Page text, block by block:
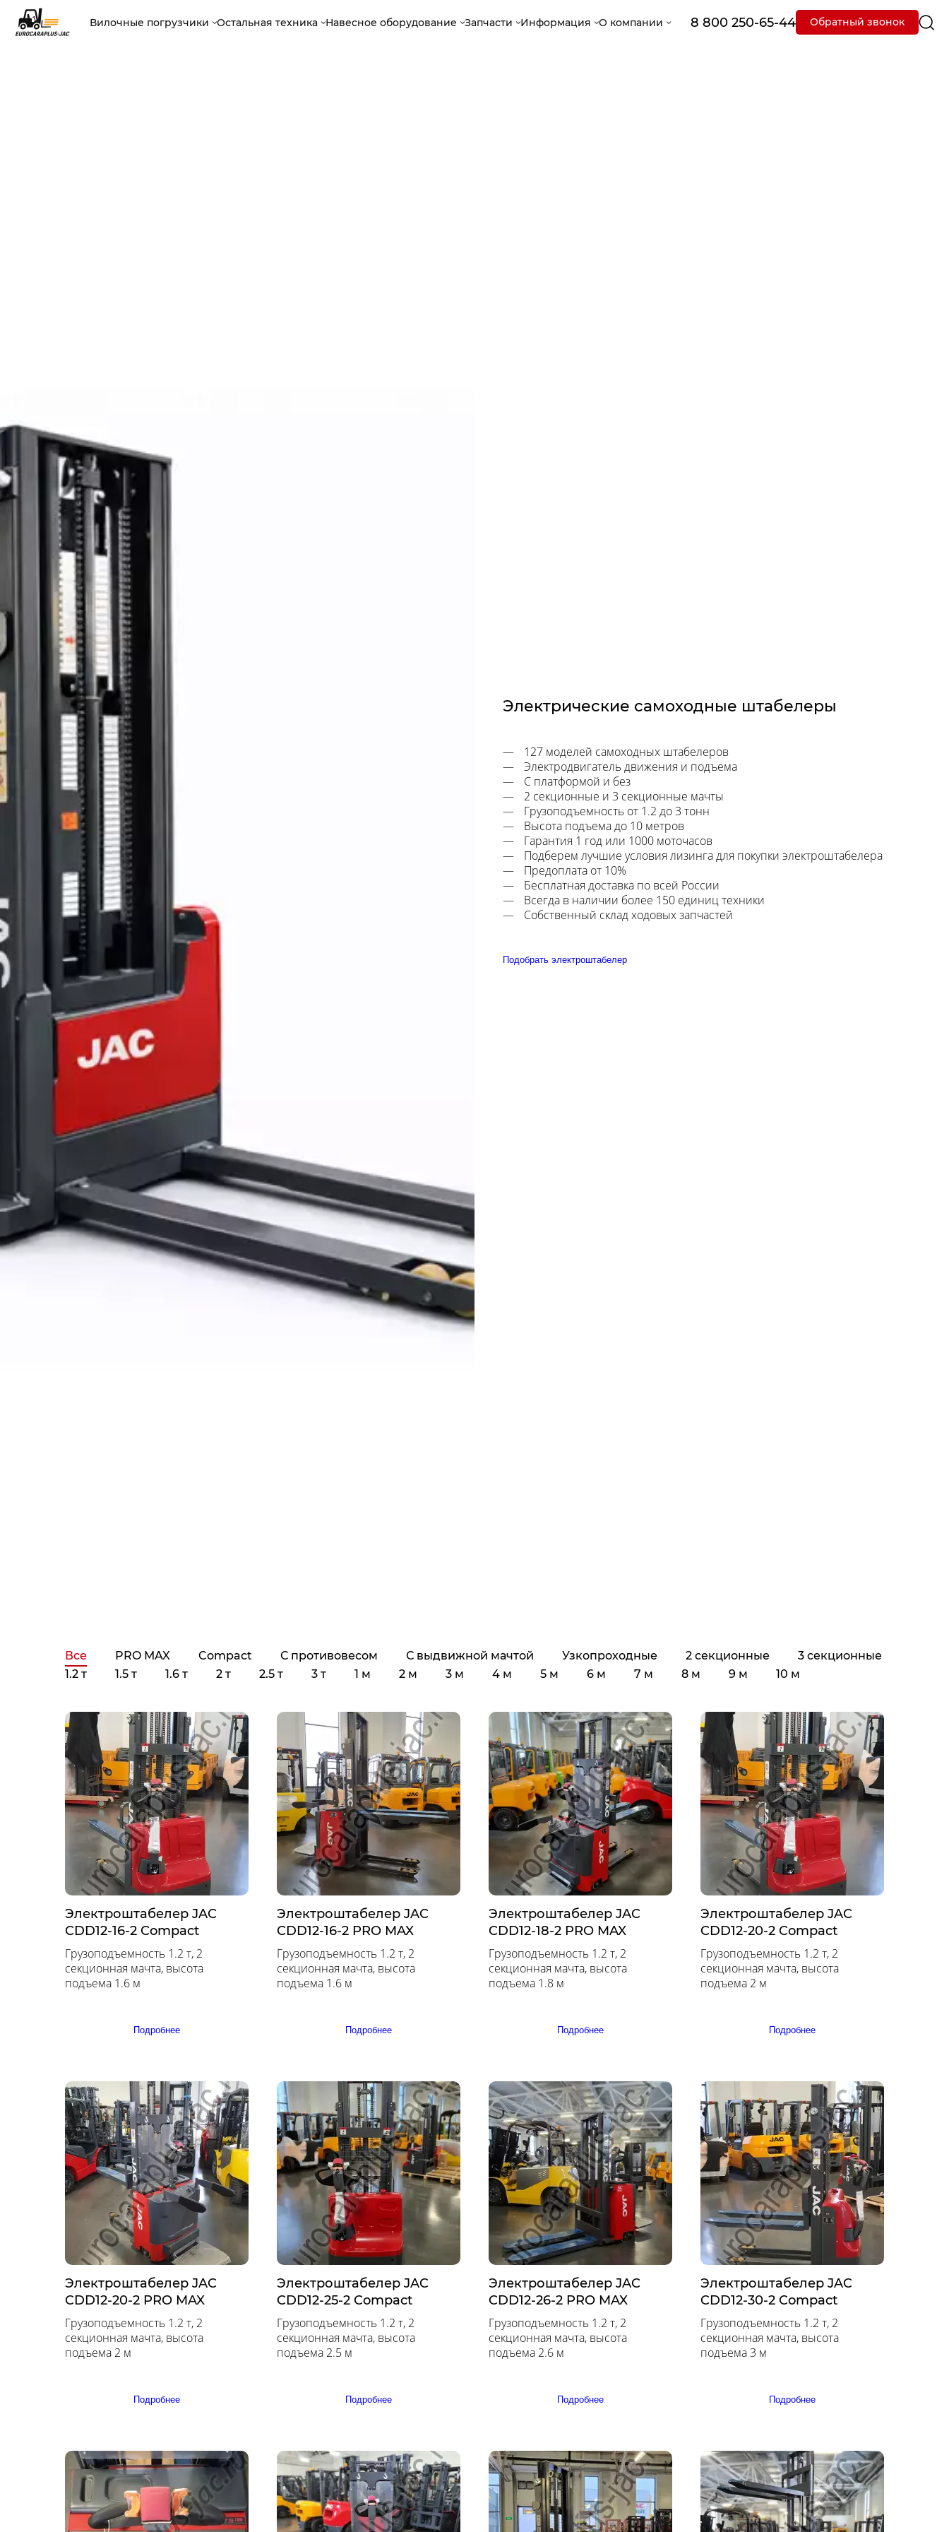
Вилочные погрузчики Остальная техника Навесное оборудование Запчасти Информация О компании 8 800 250-65-44 Обратный звонок
Электрические самоходные штабелеры
127 моделей самоходных штабелеров
Электродвигатель движения и подъема
С платформой и без
2 секционные и 3 секционные мачты
Грузоподъемность от 1.2 до 3 тонн
Высота подъема до 10 метров
Гарантия 1 год или 1000 моточасов
Подберем лучшие условия лизинга для покупки электроштабелера
Предоплата от 10%
Бесплатная доставка по всей России
Всегда в наличии более 150 единиц техники
Собственный склад ходовых запчастей
Подобрать электроштабелер
Все PRO MAX Compact С противовесом С выдвижной мачтой Узкопроходные 2 секционные
3 секционные
1.2 т
1.5 т 1.6 т 2 т 2.5 т 3 т 1 м 2 м 3 м 4 м 5 м 6 м 7 м 8 м 9 м 10 м
Электроштабелер JAC
CDD12-16-2 Compact
Грузоподъемность 1.2 т, 2
секционная мачта, высота
подъема 1.6 м
Подробнее
Электроштабелер JAC
CDD12-16-2 PRO MAX
Грузоподъемность 1.2 т, 2
секционная мачта, высота
подъема 1.6 м
Подробнее
Электроштабелер JAC
CDD12-18-2 PRO MAX
Грузоподъемность 1.2 т, 2
секционная мачта, высота
подъема 1.8 м
Подробнее
Электроштабелер JAC
CDD12-20-2 Compact
Грузоподъемность 1.2 т, 2
секционная мачта, высота
подъема 2 м
Подробнее
Электроштабелер JAC
CDD12-20-2 PRO MAX
Грузоподъемность 1.2 т, 2
секционная мачта, высота
подъема 2 м
Подробнее
Электроштабелер JAC
CDD12-25-2 Compact
Грузоподъемность 1.2 т, 2
секционная мачта, высота
подъема 2.5 м
Подробнее
Электроштабелер JAC
CDD12-26-2 PRO MAX
Грузоподъемность 1.2 т, 2
секционная мачта, высота
подъема 2.6 м
Подробнее
Электроштабелер JAC
CDD12-30-2 Compact
Грузоподъемность 1.2 т, 2
секционная мачта, высота
подъема 3 м
Подробнее